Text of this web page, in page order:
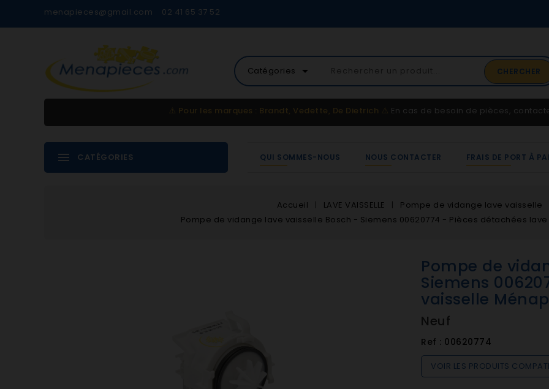
menapieces@gmail.com 02 41 65 37 52
Catégories arrow_drop_down CHERCHER
02 41 65 37 52
Service client
⚠️ Pour les marques : Brandt, Vedette, De Dietrich ⚠️ En cas de besoin de pièces,
CATÉGORIES QUI SOMMES-NOUS NOUS CONTACTER FRAIS DE PORT À
Accueil LAVE VAISSELLE
Pompe de vidange lave vaisselle
Pompe de vidange lave vaisselle Bosch - Siemens 00620774 - Pièces détachées
Pompe de
Siemens
vaisselle
Neuf
Ref : 00620774
VOIR LES PRODUITS